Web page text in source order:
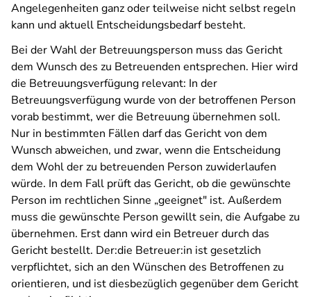
Angelegenheiten ganz oder teilweise nicht selbst regeln
kann und aktuell Entscheidungsbedarf besteht.
Bei der Wahl der Betreuungsperson muss das Gericht
dem Wunsch des zu Betreuenden entsprechen. Hier wird
die Betreuungsverfügung relevant: In der
Betreuungsverfügung wurde von der betroffenen Person
vorab bestimmt, wer die Betreuung übernehmen soll.
Nur in bestimmten Fällen darf das Gericht von dem
Wunsch abweichen, und zwar, wenn die Entscheidung
dem Wohl der zu betreuenden Person zuwiderlaufen
würde. In dem Fall prüft das Gericht, ob die gewünschte
Person im rechtlichen Sinne „geeignet" ist. Außerdem
muss die gewünschte Person gewillt sein, die Aufgabe zu
übernehmen. Erst dann wird ein Betreuer durch das
Gericht bestellt. Der:die Betreuer:in ist gesetzlich
verpflichtet, sich an den Wünschen des Betroffenen zu
orientieren, und ist diesbezüglich gegenüber dem Gericht